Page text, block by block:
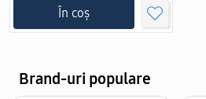
În coș
Brand-uri populare